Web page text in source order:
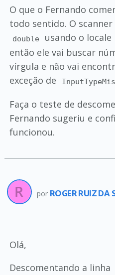
O que o Fernando
todo sentido. O
double
usando o
então ele vai buscar
vírgula e não vai
exceção de
Faça o teste de
Fernando sugeriu e
funcionou.
por ROGER RUIZ DA
Olá,
Descomentando a linha